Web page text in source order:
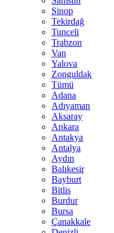
Sinop
Tekirdağ
Tunceli
Trabzon
Van
Yalova
Zonguldak
Tümü
Adana
Adıyaman
Aksaray
Ankara
Antakya
Antalya
Aydın
Balıkesir
Bayburt
Bitlis
Burdur
Bursa
Çanakkale